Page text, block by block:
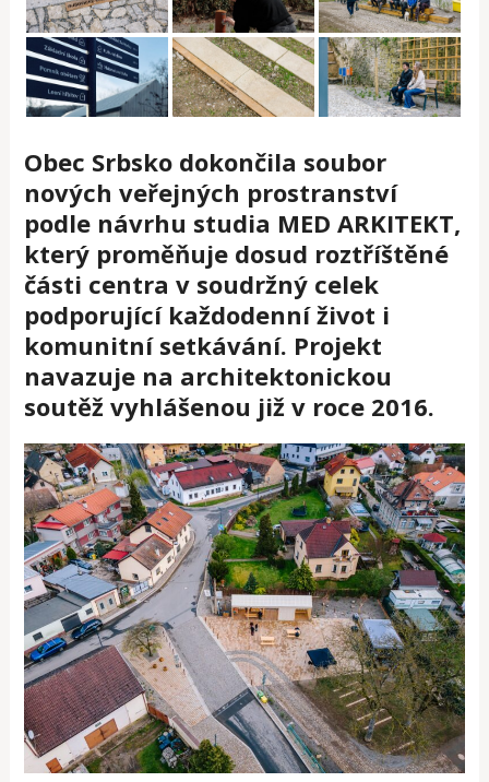
Obec Srbsko dokončila soubor
nových veřejných prostranství
podle návrhu studia MED ARKITEKT,
který proměňuje dosud roztříštěné
části centra v soudržný celek
podporující každodenní život i
komunitní setkávání. Projekt
navazuje na architektonickou
soutěž vyhlášenou již v roce 2016.